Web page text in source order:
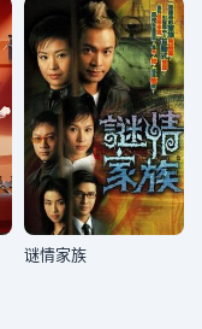
谜情家族